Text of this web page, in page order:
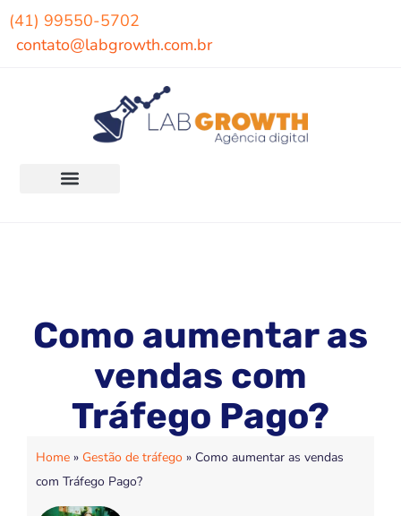
(41) 99550-5702
contato@labgrowth.com.br
Como aumentar as
vendas com
Tráfego Pago?
Home » Gestão de tráfego » Como aumentar as vendas
com Tráfego Pago?